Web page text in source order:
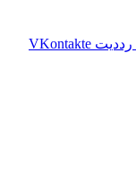
‫رددیت ‫VKontakte